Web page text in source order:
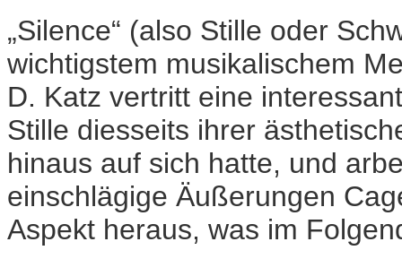
„Silence“ (also Stille oder
wichtigstem musikalischem
D. Katz vertritt eine
Stille diesseits ihrer
hinaus auf sich hatte, und
einschlägige Äußerungen
Aspekt heraus, was im